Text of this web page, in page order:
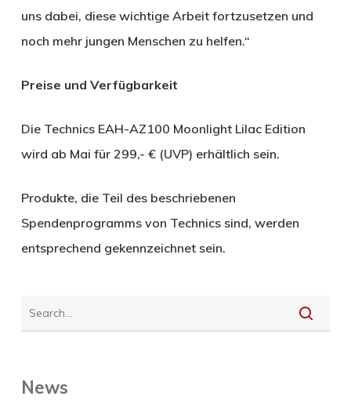
uns dabei, diese wichtige Arbeit fortzusetzen und
noch mehr jungen Menschen zu helfen.“
Preise und Verfügbarkeit
Die Technics EAH-AZ100 Moonlight Lilac Edition
wird ab Mai für 299,- € (UVP) erhältlich sein.
Produkte, die Teil des beschriebenen
Spendenprogramms von Technics sind, werden
entsprechend gekennzeichnet sein.
News